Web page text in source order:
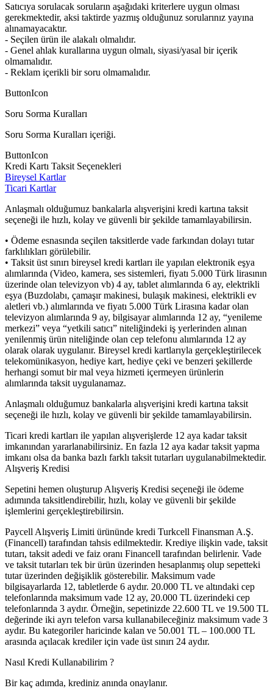
Satıcıya sorulacak soruların aşağıdaki kriterlere uygun olması
gerekmektedir, aksi taktirde yazmış olduğunuz sorularınız yayına
alınamayacaktır.
- Seçilen ürün ile alakalı olmalıdır.
- Genel ahlak kurallarına uygun olmalı, siyasi/yasal bir içerik
olmamalıdır.
- Reklam içerikli bir soru olmamalıdır.
ButtonIcon
Soru Sorma Kuralları
Soru Sorma Kuralları içeriği.
ButtonIcon
Kredi Kartı Taksit Seçenekleri
Bireysel Kartlar
Ticari Kartlar
Anlaşmalı olduğumuz bankalarla alışverişini kredi kartına taksit
seçeneği ile hızlı, kolay ve güvenli bir şekilde tamamlayabilirsin.
• Ödeme esnasında seçilen taksitlerde vade farkından dolayı tutar
farklılıkları görülebilir.
• Taksit üst sınırı bireysel kredi kartları ile yapılan elektronik eşya
alımlarında (Video, kamera, ses sistemleri, fiyatı 5.000 Türk lirasının
üzerinde olan televizyon vb) 4 ay, tablet alımlarında 6 ay, elektrikli
eşya (Buzdolabı, çamaşır makinesi, bulaşık makinesi, elektrikli ev
aletleri vb.) alımlarında ve fiyatı 5.000 Türk Lirasına kadar olan
televizyon alımlarında 9 ay, bilgisayar alımlarında 12 ay, “yenileme
merkezi” veya “yetkili satıcı” niteliğindeki iş yerlerinden alınan
yenilenmiş ürün niteliğinde olan cep telefonu alımlarında 12 ay
olarak olarak uygulanır. Bireysel kredi kartlarıyla gerçekleştirilecek
telekomünikasyon, hediye kart, hediye çeki ve benzeri şekillerde
herhangi somut bir mal veya hizmeti içermeyen ürünlerin
alımlarında taksit uygulanamaz.
Anlaşmalı olduğumuz bankalarla alışverişini kredi kartına taksit
seçeneği ile hızlı, kolay ve güvenli bir şekilde tamamlayabilirsin.
Ticari kredi kartları ile yapılan alışverişlerde 12 aya kadar taksit
imkanından yararlanabilirsiniz. En fazla 12 aya kadar taksit yapma
imkanı olsa da banka bazlı farklı taksit tutarları uygulanabilmektedir.
Alışveriş Kredisi
Sepetini hemen oluşturup Alışveriş Kredisi seçeneği ile ödeme
adımında taksitlendirebilir, hızlı, kolay ve güvenli bir şekilde
işlemlerini gerçekleştirebilirsin.
Paycell Alışveriş Limiti ürününde kredi Turkcell Finansman A.Ş.
(Financell) tarafından tahsis edilmektedir. Krediye ilişkin vade, taksit
tutarı, taksit adedi ve faiz oranı Financell tarafından belirlenir. Vade
ve taksit tutarları tek bir ürün üzerinden hesaplanmış olup sepetteki
tutar üzerinden değişiklik gösterebilir. Maksimum vade
bilgisayarlarda 12, tabletlerde 6 aydır. 20.000 TL ve altındaki cep
telefonlarında maksimum vade 12 ay, 20.000 TL üzerindeki cep
telefonlarında 3 aydır. Örneğin, sepetinizde 22.600 TL ve 19.500 TL
değerinde iki ayrı telefon varsa kullanabileceğiniz maksimum vade 3
aydır. Bu kategoriler haricinde kalan ve 50.001 TL – 100.000 TL
arasında açılacak krediler için vade üst sınırı 24 aydır.
Nasıl Kredi Kullanabilirim ?
Bir kaç adımda, krediniz anında onaylanır.